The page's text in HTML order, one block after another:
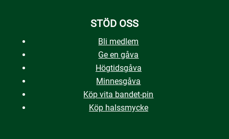
STÖD OSS
Bli medlem
Ge en gåva
Högtidsgåva
Minnesgåva
Köp vita bandet-pin
Köp halssmycke